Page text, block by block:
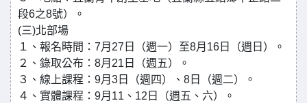
段6之8號）。
(三)北部場
１、報名時間：7月27日（週一）至8月16日（週日）。
２、錄取公布：8月21日（週五）。
３、線上課程：9月3日（週四）、8日（週二）。
４、實體課程：9月11、12日（週五、六）。